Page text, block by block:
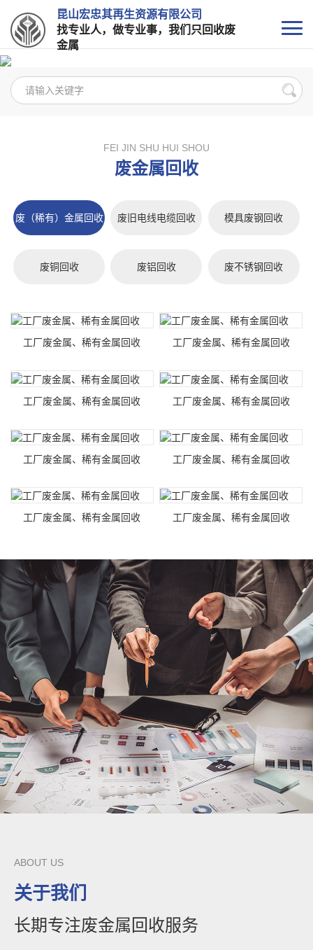
昆山宏忠其再生资源有限公司
找专业人，做专业事，我们只回收废
金属
FEI JIN SHU HUI SHOU
废金属回收
废（稀有）金属回收 废旧电线电缆回收 模具废钢回收
废铜回收 废铝回收 废不锈钢回收
工厂废金属、稀有金属回收 工厂废金属、稀有金属回收
工厂废金属、稀有金属回收 工厂废金属、稀有金属回收
工厂废金属、稀有金属回收 工厂废金属、稀有金属回收
工厂废金属、稀有金属回收 工厂废金属、稀有金属回收
ABOUT US
关于我们
长期专注废金属回收服务